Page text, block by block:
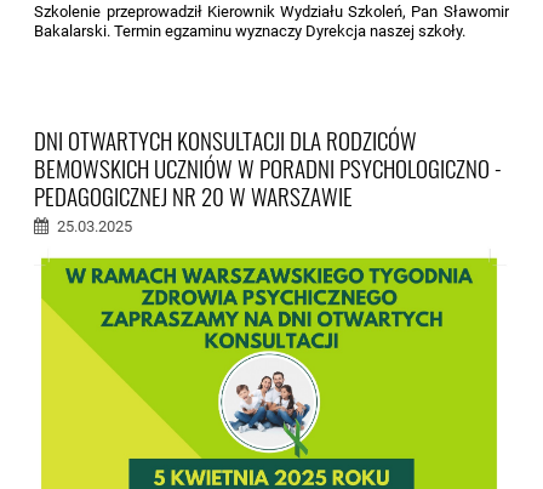
Szkolenie przeprowadził Kierownik Wydziału Szkoleń, Pan Sławomir
Bakalarski. Termin egzaminu wyznaczy Dyrekcja naszej szkoły.
DNI OTWARTYCH KONSULTACJI DLA RODZICÓW
BEMOWSKICH UCZNIÓW W PORADNI PSYCHOLOGICZNO -
PEDAGOGICZNEJ NR 20 W WARSZAWIE
25.03.2025